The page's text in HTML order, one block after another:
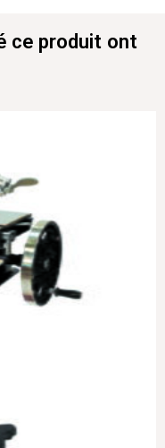
ce produit ont